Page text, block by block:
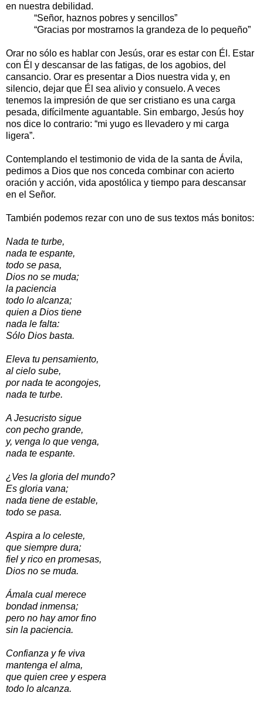
en nuestra debilidad.
“Señor, haznos pobres y sencillos”
“Gracias por mostrarnos la grandeza de lo pequeño”
Orar no sólo es hablar con Jesús, orar es estar con Él. Estar
con Él y descansar de las fatigas, de los agobios, del
cansancio. Orar es presentar a Dios nuestra vida y, en
silencio, dejar que Él sea alivio y consuelo. A veces
tenemos la impresión de que ser cristiano es una carga
pesada, difícilmente aguantable. Sin embargo, Jesús hoy
nos dice lo contrario: “mi yugo es llevadero y mi carga
ligera”.
Contemplando el testimonio de vida de la santa de Ávila,
pedimos a Dios que nos conceda combinar con acierto
oración y acción, vida apostólica y tiempo para descansar
en el Señor.
También podemos rezar con uno de sus textos más bonitos:
Nada te turbe,
nada te espante,
todo se pasa,
Dios no se muda;
la paciencia
todo lo alcanza;
quien a Dios tiene
nada le falta:
Sólo Dios basta.
Eleva tu pensamiento,
al cielo sube,
por nada te acongojes,
nada te turbe.
A Jesucristo sigue
con pecho grande,
y, venga lo que venga,
nada te espante.
¿Ves la gloria del mundo?
Es gloria vana;
nada tiene de estable,
todo se pasa.
Aspira a lo celeste,
que siempre dura;
fiel y rico en promesas,
Dios no se muda.
Ámala cual merece
bondad inmensa;
pero no hay amor fino
sin la paciencia.
Confianza y fe viva
mantenga el alma,
que quien cree y espera
todo lo alcanza.